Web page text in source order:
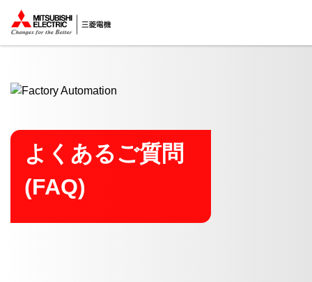
ここから本文
よくあるご質問
(FAQ)